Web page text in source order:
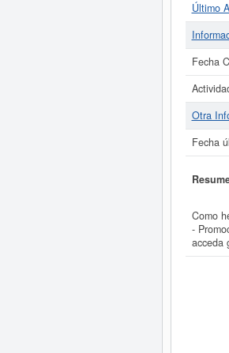
Último
Fecha
Otra
Fecha
Como
-
acceda